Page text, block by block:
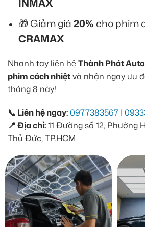
INMAX
🎁 Giảm giá20%cho phim
CRAMAX
Nhanh tay liên hệ Thành Phát Auto
phim cách nhiệtvà nhận ngay ưu
tháng 8 này!
📞 Liên hệ ngay:0977383567 |
📍 Địa chỉ:11 Đường số 12, Phường
Thủ Đức, TP.HCM